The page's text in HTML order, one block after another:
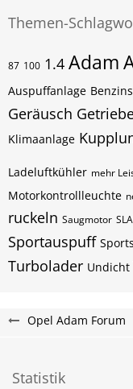
Themen-
87 100 1.4 Adam
Auspuffanlage
Geräusch
Klimaanlage
Ladeluftkühler mehr
Motorkontrollleuchte
ruckeln Saugmotor
Sportauspuff
Turbolader Undicht
Opel Adam Forum
Statistik